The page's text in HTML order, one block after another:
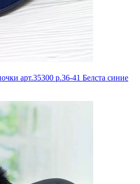
арт.35300 р.36-41 Белста синие